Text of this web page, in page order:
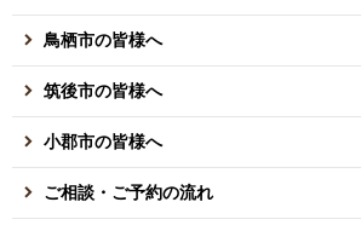
鳥栖市の皆様へ
筑後市の皆様へ
小郡市の皆様へ
ご相談・ご予約の流れ